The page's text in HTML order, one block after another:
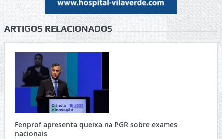
ARTIGOS RELACIONADOS
Fenprof apresenta queixa na PGR sobre exames
nacionais